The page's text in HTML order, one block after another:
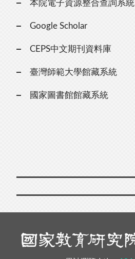
本院電子資源整合查詢系統
Google Scholar
CEPS中文期刊資料庫
臺灣師範大學館藏系統
國家圖書館館藏系統